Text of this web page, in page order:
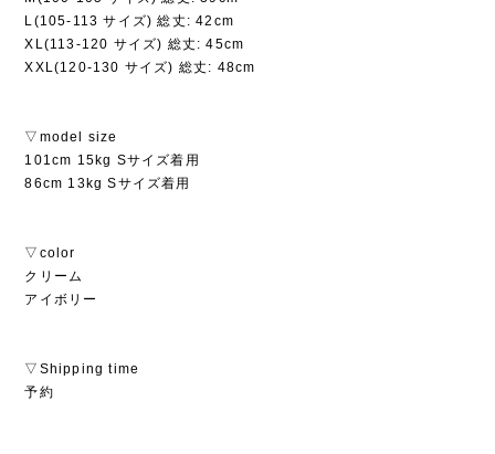
L(105-113 サイズ) 総丈: 42cm
XL(113-120 サイズ) 総丈: 45cm
XXL(120-130 サイズ) 総丈: 48cm
▽model size
101cm 15kg Sサイズ着用
86cm 13kg Sサイズ着用
▽color
クリーム
アイボリー
▽Shipping time
予約